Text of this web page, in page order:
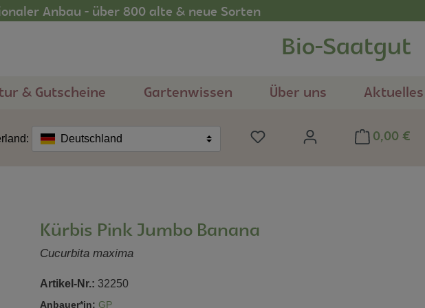
Anbau - über 800 alte & neue Sorten
Bio-Saatgut
& Gutscheine Gartenwissen Über uns Aktuelles
Du hast 0 Produkte auf dem
0,00 €
Deutschland
Kürbis Pink Jumbo Banana
Cucurbita maxima
Artikel-Nr.: 32250
Anbauer*in: GP